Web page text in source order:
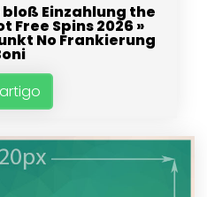
Einzahlung the
Free Spins 2026 »
No Frankierung